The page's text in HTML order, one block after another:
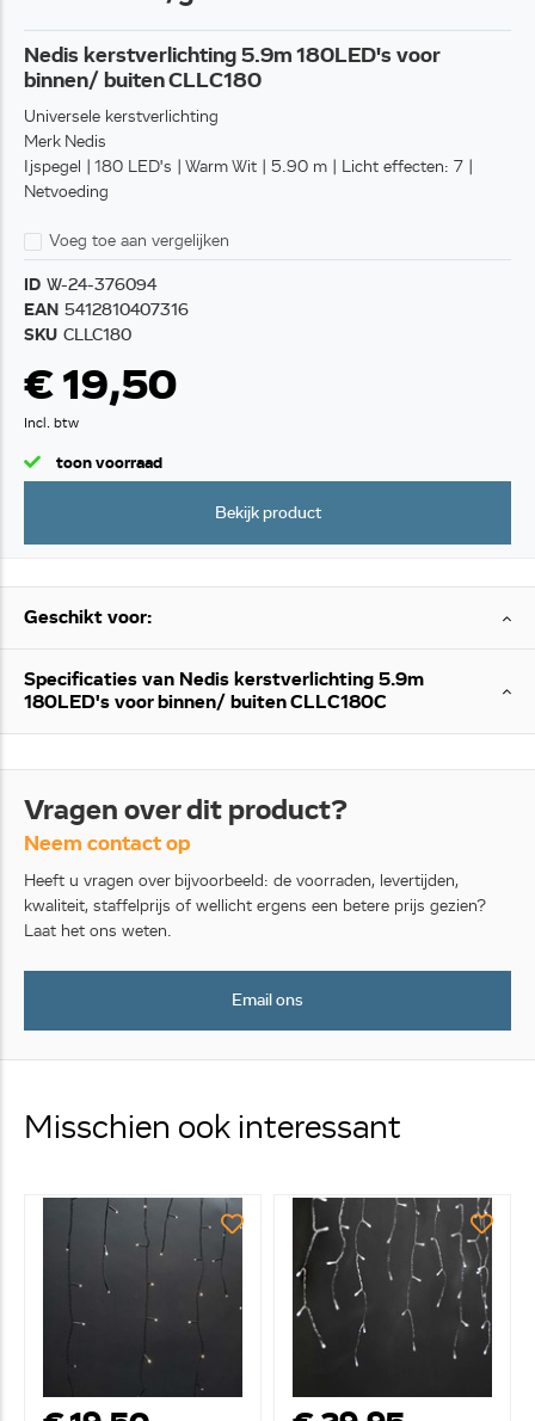
Nedis kerstverlichting 5.9m 180LED's voor
binnen/ buiten CLLC180
Universele kerstverlichting
Merk Nedis
Ijspegel | 180 LED's | Warm Wit | 5.90 m | Licht effecten: 7 |
Netvoeding
Voeg toe aan vergelijken
ID W-24-376094
EAN 5412810407316
SKU CLLC180
€ 19,50
Incl. btw
toon voorraad
Bekijk product
Geschikt voor:
Specificaties van Nedis kerstverlichting 5.9m
180LED's voor binnen/ buiten CLLC180C
Vragen over dit product?
Neem contact op
Heeft u vragen over bijvoorbeeld: de voorraden, levertijden,
kwaliteit, staffelprijs of wellicht ergens een betere prijs gezien?
Laat het ons weten.
Email ons
Misschien ook interessant